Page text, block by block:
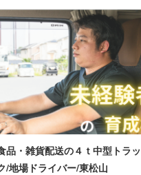
品・雑貨配送の４ｔ中型トラッ
/地場ドライバー/東松山